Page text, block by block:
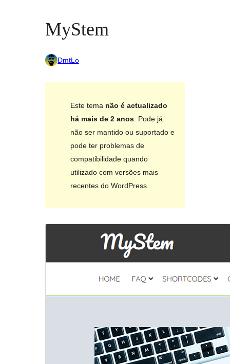
MyStem
DmtLo
Este tema não é actualizado
há mais de 2 anos. Pode já
não ser mantido ou suportado e
pode ter problemas de
compatibilidade quando
utilizado com versões mais
recentes do WordPress.